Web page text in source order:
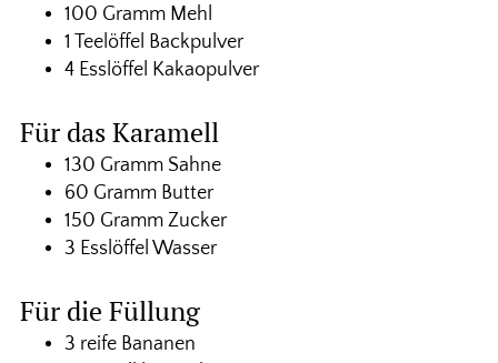
100 Gramm Mehl
1 Teelöffel Backpulver
4 Esslöffel Kakaopulver
Für das Karamell
130 Gramm Sahne
60 Gramm Butter
150 Gramm Zucker
3 Esslöffel Wasser
Für die Füllung
3 reife Bananen